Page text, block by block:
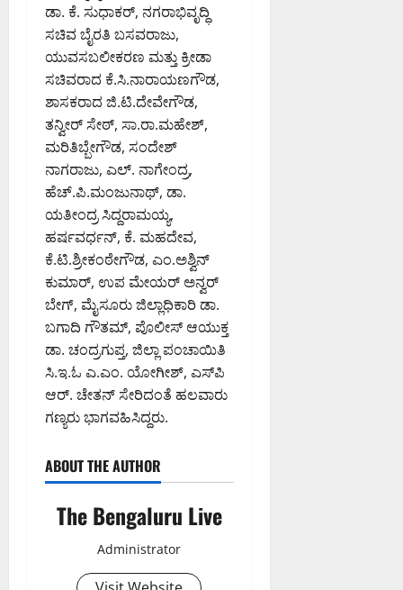
ಡಾ. ಕೆ. ಸುಧಾಕರ್, ನಗರಾಭಿವೃದ್ಧಿ
ಸಚಿವ ಬೈರತಿ ಬಸವರಾಜು,
ಯುವಸಬಲೀಕರಣ ಮತ್ತು ಕ್ರೀಡಾ
ಸಚಿವರಾದ ಕೆ.ಸಿ.ನಾರಾಯಣಗೌಡ,
ಶಾಸಕರಾದ ಜಿ.ಟಿ.ದೇವೇಗೌಡ,
ತನ್ವೀರ್ ಸೇಠ್, ಸಾ.ರಾ.ಮಹೇಶ್,
ಮರಿತಿಬ್ಬೇಗೌಡ, ಸಂದೇಶ್
ನಾಗರಾಜು, ಎಲ್. ನಾಗೇಂದ್ರ,
ಹೆಚ್.ಪಿ.ಮಂಜುನಾಥ್, ಡಾ.
ಯತೀಂದ್ರ ಸಿದ್ದರಾಮಯ್ಯ,
ಹರ್ಷವರ್ಧನ್, ಕೆ. ಮಹದೇವ,
ಕೆ.ಟಿ.ಶ್ರೀಕಂಠೇಗೌಡ, ಎಂ.ಅಶ್ವಿನ್
ಕುಮಾರ್, ಉಪ ಮೇಯರ್ ಅನ್ವರ್
ಬೇಗ್, ಮೈಸೂರು ಜಿಲ್ಲಾಧಿಕಾರಿ ಡಾ.
ಬಗಾದಿ ಗೌತಮ್, ಪೊಲೀಸ್ ಆಯುಕ್ತ
ಡಾ. ಚಂದ್ರಗುಪ್ತ, ಜಿಲ್ಲಾ ಪಂಚಾಯಿತಿ
ಸಿ.ಇ.ಓ ಎ.ಎಂ. ಯೋಗೀಶ್, ಎಸ್‌ಪಿ
ಆರ್. ಚೇತನ್ ಸೇರಿದಂತೆ ಹಲವಾರು
ಗಣ್ಯರು ಭಾಗವಹಿಸಿದ್ದರು.
ABOUT THE AUTHOR
The Bengaluru Live
Administrator